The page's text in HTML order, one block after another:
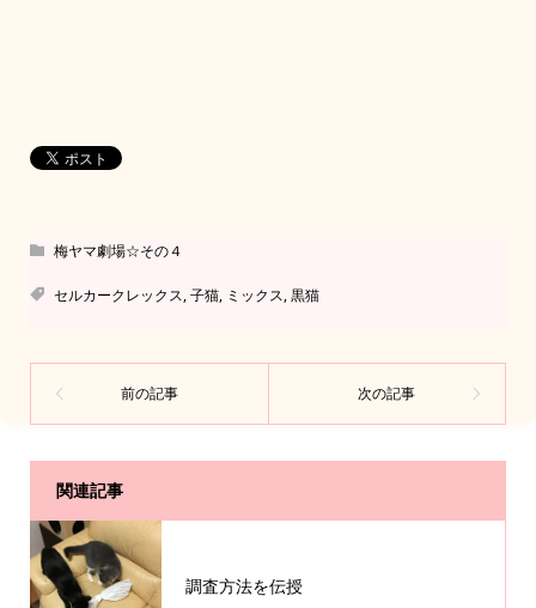
梅ヤマ劇場☆その４
セルカークレックス,子猫, ミックス,黒猫
関連記事
調査方法を伝授